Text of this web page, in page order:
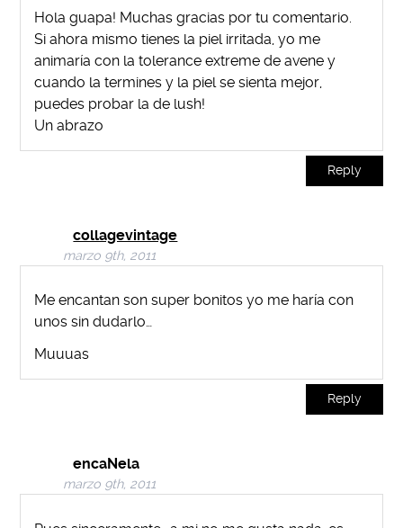
Hola guapa! Muchas gracias por tu comentario.
Si ahora mismo tienes la piel irritada, yo me
animaría con la tolerance extreme de avene y
cuando la termines y la piel se sienta mejor,
puedes probar la de lush!
Un abrazo
Reply
collagevintage
marzo 9th, 2011
Me encantan son super bonitos yo me haría con
unos sin dudarlo…
Muuuas
Reply
encaNela
marzo 9th, 2011